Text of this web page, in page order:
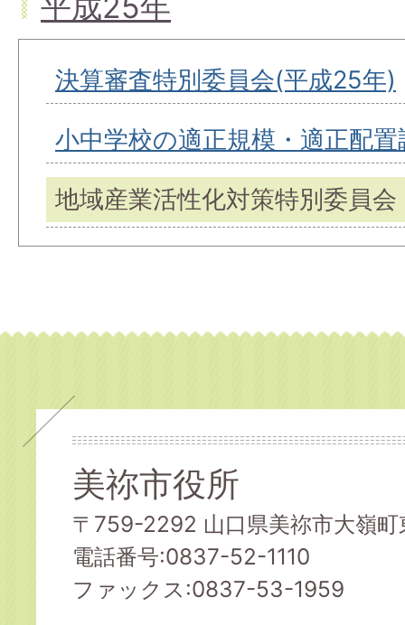
決算審査特別委員会(平成25年)
小中学校の適正規模・適正配
地域産業活性化対策特別委員会
美祢市役所
〒759-2292 山口県美祢市大嶺
電話番号:0837-52-1110
ファックス:0837-53-1959